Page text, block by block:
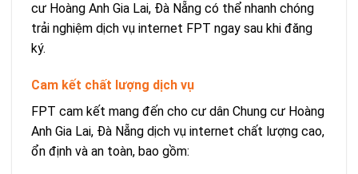
cư Hoàng Anh Gia Lai, Đà Nẵng có thể nhanh chóng
trải nghiệm dịch vụ internet FPT ngay sau khi đăng
ký.
Cam kết chất lượng dịch vụ
FPT cam kết mang đến cho cư dân Chung cư Hoàng
Anh Gia Lai, Đà Nẵng dịch vụ internet chất lượng cao,
ổn định và an toàn, bao gồm: